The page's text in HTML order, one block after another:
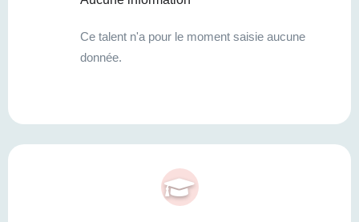
Ce talent n'a pour le moment saisie aucune
donnée.